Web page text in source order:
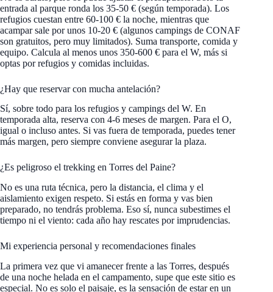
entrada al parque ronda los 35-50 € (según temporada). Los
refugios cuestan entre 60-100 € la noche, mientras que
acampar sale por unos 10-20 € (algunos campings de CONAF
son gratuitos, pero muy limitados). Suma transporte, comida y
equipo. Calcula al menos unos 350-600 € para el W, más si
optas por refugios y comidas incluidas.
¿Hay que reservar con mucha antelación?
Sí, sobre todo para los refugios y campings del W. En
temporada alta, reserva con 4-6 meses de margen. Para el O,
igual o incluso antes. Si vas fuera de temporada, puedes tener
más margen, pero siempre conviene asegurar la plaza.
¿Es peligroso el trekking en Torres del Paine?
No es una ruta técnica, pero la distancia, el clima y el
aislamiento exigen respeto. Si estás en forma y vas bien
preparado, no tendrás problema. Eso sí, nunca subestimes el
tiempo ni el viento: cada año hay rescates por imprudencias.
Mi experiencia personal y recomendaciones finales
La primera vez que vi amanecer frente a las Torres, después
de una noche helada en el campamento, supe que este sitio es
especial. No es solo el paisaje, es la sensación de estar en un